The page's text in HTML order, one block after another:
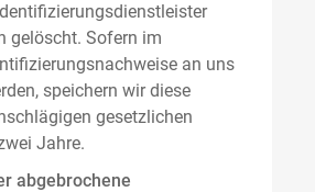
gelöscht. Sofern im
an uns
speichern wir diese
gesetzlichen
Jahre.
abgebrochene